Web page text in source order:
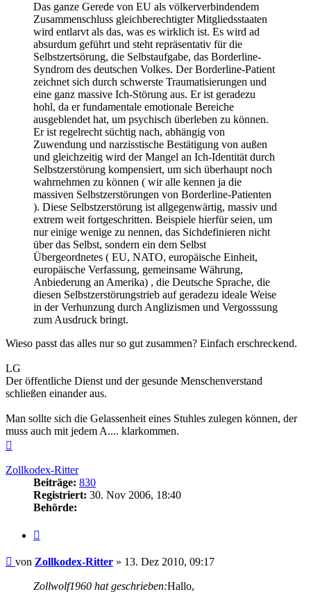
Das ganze Gerede von EU als völkerverbindendem
Zusammenschluss gleichberechtigter Mitgliedsstaaten
wird entlarvt als das, was es wirklich ist. Es wird ad
absurdum geführt und steht repräsentativ für die
Selbstzertsörung, die Selbstaufgabe, das Borderline-
Syndrom des deutschen Volkes. Der Borderline-Patient
zeichnet sich durch schwerste Traumatisierungen und
eine ganz massive Ich-Störung aus. Er ist geradezu
hohl, da er fundamentale emotionale Bereiche
ausgeblendet hat, um psychisch überleben zu können.
Er ist regelrecht süchtig nach, abhängig von
Zuwendung und narzisstische Bestätigung von außen
und gleichzeitig wird der Mangel an Ich-Identität durch
Selbstzerstörung kompensiert, um sich überhaupt noch
wahrnehmen zu können ( wir alle kennen ja die
massiven Selbstzerstörungen von Borderline-Patienten
). Diese Selbstzerstörung ist allgegenwärtig, massiv und
extrem weit fortgeschritten. Beispiele hierfür seien, um
nur einige wenige zu nennen, das Sichdefinieren nicht
über das Selbst, sondern ein dem Selbst
Übergeordnetes ( EU, NATO, europäische Einheit,
europäische Verfassung, gemeinsame Währung,
Anbiederung an Amerika) , die Deutsche Sprache, die
diesen Selbstzerstörungstrieb auf geradezu ideale Weise
in der Verhunzung durch Anglizismen und Vergosssung
zum Ausdruck bringt.
Wieso passt das alles nur so gut zusammen? Einfach erschreckend.
LG
Der öffentliche Dienst und der gesunde Menschenverstand
schließen einander aus.
Man sollte sich die Gelassenheit eines Stuhles zulegen können, der
muss auch mit jedem A.... klarkommen.
Zollkodex-Ritter
Beiträge: 830
Registriert: 30. Nov 2006, 18:40
Behörde:
Beitrag
von Zollkodex-Ritter » 13. Dez 2010, 09:17
Zollwolf1960 hat geschrieben:Hallo,